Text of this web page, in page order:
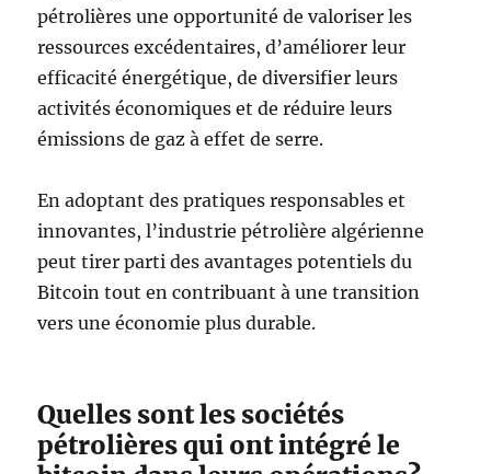
pétrolières une opportunité de valoriser les
ressources excédentaires, d’améliorer leur
efficacité énergétique, de diversifier leurs
activités économiques et de réduire leurs
émissions de gaz à effet de serre.
En adoptant des pratiques responsables et
innovantes, l’industrie pétrolière algérienne
peut tirer parti des avantages potentiels du
Bitcoin tout en contribuant à une transition
vers une économie plus durable.
Quelles sont les sociétés
pétrolières qui ont intégré le